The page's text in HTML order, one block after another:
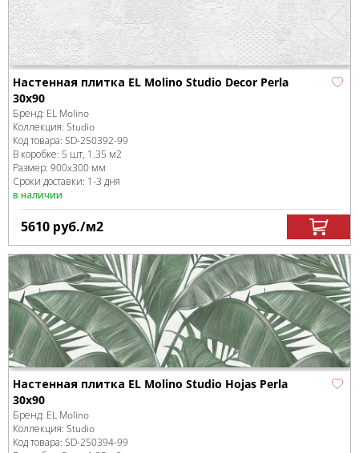
Настенная плитка EL Molino Studio Decor Perla
30x90
Бренд: EL Molino
Коллекция: Studio
Код товара: SD-250392-99
В коробке: 5 шт, 1.35 м2
Размер: 900x300 мм
Сроки доставки: 1-3 дня
в наличии
5610 руб./м2
Настенная плитка EL Molino Studio Hojas Perla
30x90
Бренд: EL Molino
Коллекция: Studio
Код товара: SD-250394-99